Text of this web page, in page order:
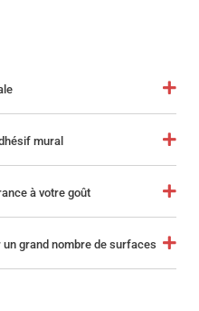
mural
à votre goût
grand nombre de surfaces